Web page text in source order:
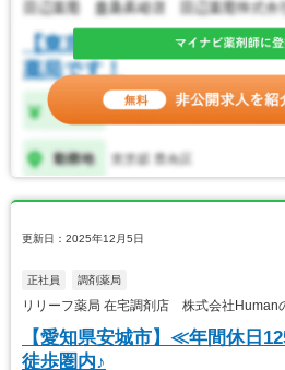
更新日：2025年12月5日
正社員 調剤薬局
リリーフ薬局 在宅調剤店 株式会社Human
【愛知県安城市】≪年間休日
徒歩圏内♪